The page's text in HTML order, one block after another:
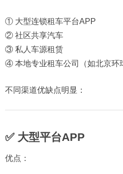
① 大型连锁租车平台APP
② 社区共享汽车
③ 私人车源租赁
④ 本地专业租车公司（如北京环
不同渠道优缺点明显：
✅ 大型平台APP
优点：